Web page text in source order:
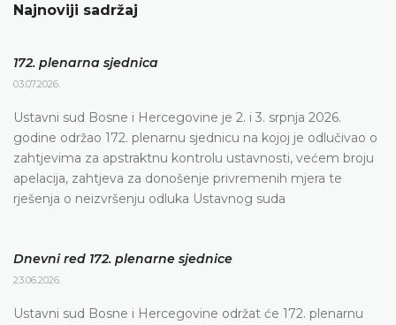
Najnoviji sadržaj
172. plenarna sjednica
03.07.2026.
Ustavni sud Bosne i Hercegovine je 2. i 3. srpnja 2026.
godine održao 172. plenarnu sjednicu na kojoj je odlučivao o
zahtjevima za apstraktnu kontrolu ustavnosti, većem broju
apelacija, zahtjeva za donošenje privremenih mjera te
rješenja o neizvršenju odluka Ustavnog suda
Dnevni red 172. plenarne sjednice
23.06.2026.
Ustavni sud Bosne i Hercegovine održat će 172. plenarnu